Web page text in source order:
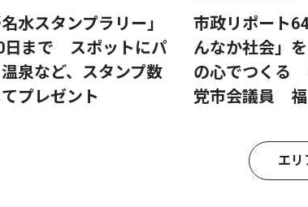
名水スタンプラリー」
日まで スポットにパ
泉など、スタンプ数
プレゼント
市政リポート
んなか社会」
の心でつくる
党市会議員
エリ